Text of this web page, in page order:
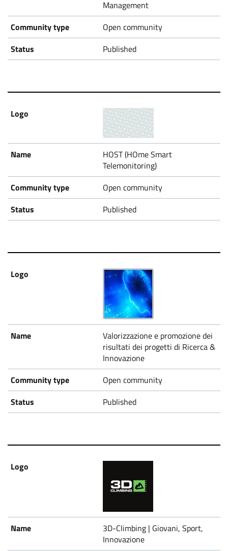
Management
Open community
Published
HOST (HOme Smart
Telemonitoring)
Open community
Published
Valorizzazione e promozione dei
risultati dei progetti di Ricerca &
Innovazione
Open community
Published
3D-Climbing | Giovani, Sport,
Innovazione